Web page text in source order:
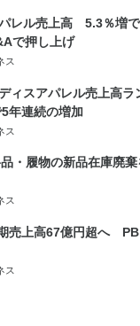
レル売上高 5.3％増
で押し上げ
ス
ィスアパレル売上高
年連続の増加
ス
品・履物の新品在庫廃
ス
売上高67億円超へ
ス